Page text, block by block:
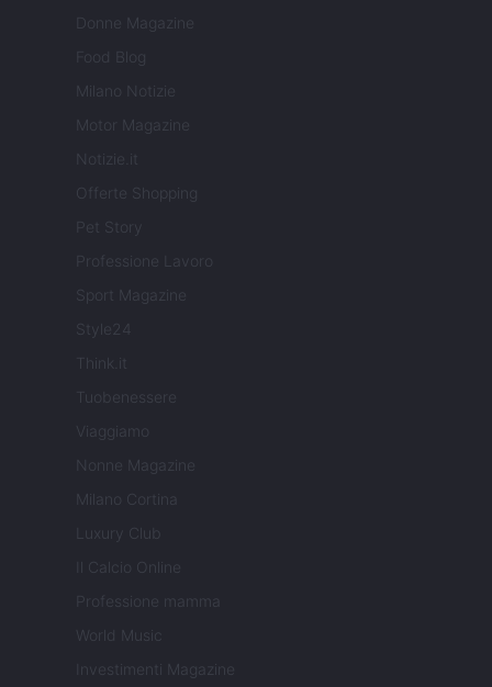
Donne Magazine
Food Blog
Milano Notizie
Motor Magazine
Notizie.it
Offerte Shopping
Pet Story
Professione Lavoro
Sport Magazine
Style24
Think.it
Tuobenessere
Viaggiamo
Nonne Magazine
Milano Cortina
Luxury Club
Il Calcio Online
Professione mamma
World Music
Investimenti Magazine